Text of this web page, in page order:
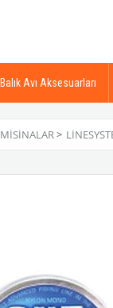
Balık Avı Aksesuarları
MISINALAR>